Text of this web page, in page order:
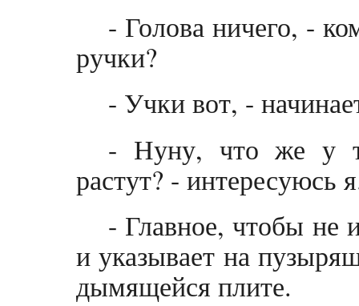
- Голова ничего, -
ручки?
- Учки вот, -
- Нуну, что же у
растут? - интересуюсь
- Главное, чтобы не
и указывает на
дымящейся плите.